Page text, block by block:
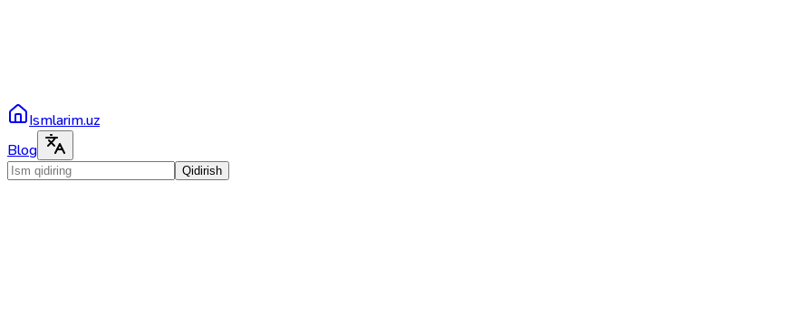
Ismlarim.uz
Blog
Qidirish